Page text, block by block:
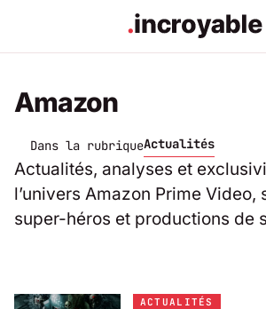
Amazon
Dans la rubriqueActualités
Actualités, analyses et
l’univers Amazon Prime Video,
super-héros et productions de
ACTUALITÉS